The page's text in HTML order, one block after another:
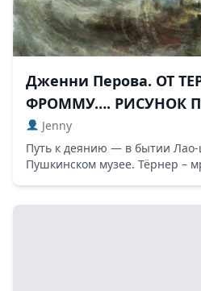
Дженни Перова. ОТ
ФРОММУ…. РИСУНОК
Jenny
Путь к деянию — в бытии
Пушкинском музее. Тёрнер –